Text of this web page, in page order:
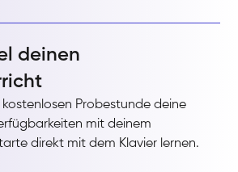
deinen
Probestunde deine
mit deinem
direkt mit dem Klavier lernen.